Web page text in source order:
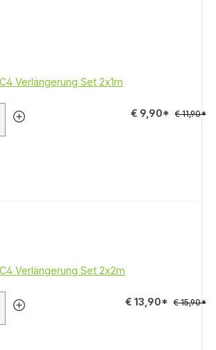
Verlängerung Set 2x1m
€ 9,90* € 11,90*
Verlängerung Set 2x2m
€ 13,90* € 15,90*